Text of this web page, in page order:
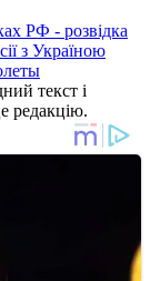
РФ - розвідка
з Україною
текст і
редакцію.